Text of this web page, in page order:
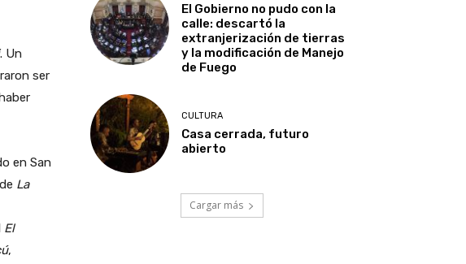
. Un
ser
en San
La
El
,
El Gobierno no pudo con la
calle: descartó la
extranjerización de tierras
y la modificación de Manejo
de Fuego
CULTURA
Casa cerrada, futuro
abierto
Cargar más